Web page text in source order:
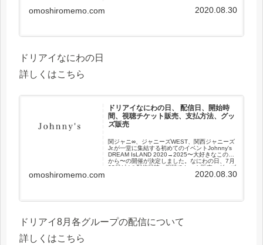
omoshiromemo.com 2020.08.30
ドリアイなにわの日
詳しくはこちら
ドリアイなにわの日、 配信日、開始時
間、視聴チケット販売、支払方法、グッ
ズ販売
関ジャニ∞、ジャニーズWEST、関西ジャニーズ
Jr.が一堂に集結する初めてのイベントJohnny's
DREAM IsLAND 2020→2025〜大好きなこの街
から〜の開催が決定しました。なにわの日、7月
28日(火)の配信日時、視聴チケット販売、グッズ
販売などについてまとめました。
omoshiromemo.com 2020.08.30
ドリアイ8月各グループの配信について
詳しくはこちら